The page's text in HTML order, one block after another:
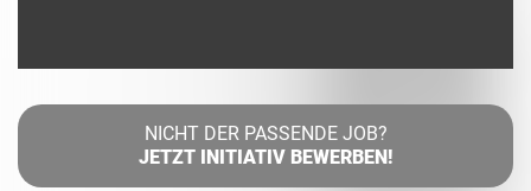
NICHT DER PASSENDE JOB?
JETZT INITIATIV BEWERBEN!